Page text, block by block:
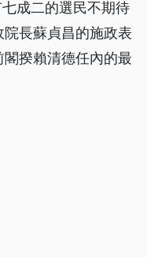
成二的選民不期待
長蘇貞昌的施政表
揆賴清德任內的最